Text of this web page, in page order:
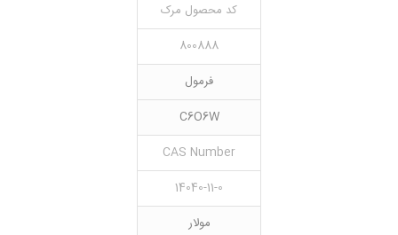
کد محصول مرک
800888
فرمول
C6O6W
CAS Number
14040-11-0
مولار